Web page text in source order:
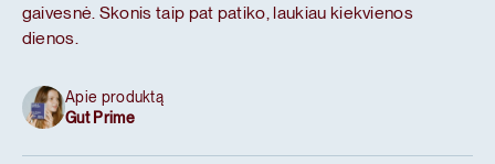
gaivesnė. Skonis taip pat patiko, laukiau kiekvienos
dienos.
Apie produktą
Gut Prime